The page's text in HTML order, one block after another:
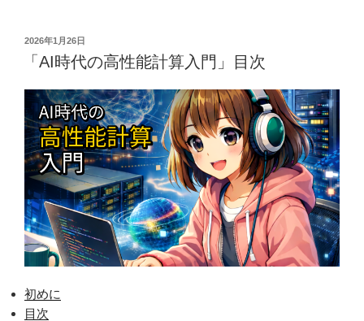
投
2026年1月26日
「AI時代の高性能計算入門」目次
初めに
目次